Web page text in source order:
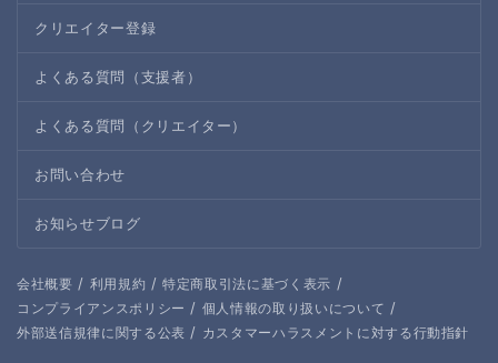
クリエイター登録
よくある質問（支援者）
よくある質問（クリエイター）
お問い合わせ
お知らせブログ
会社概要 / 利用規約 / 特定商取引法に基づく表示 /
コンプライアンスポリシー / 個人情報の取り扱いについて /
外部送信規律に関する公表 / カスタマーハラスメントに対する行動指針